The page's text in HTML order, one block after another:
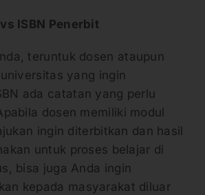
ISBN Penerbit
teruntuk dosen ataupun
yang ingin
ada catatan yang perlu
dosen memiliki modul
ingin diterbitkan dan hasil
untuk proses belajar di
bisa juga Anda ingin
kepada masyarakat diluar